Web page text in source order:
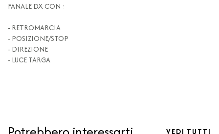
FANALE DX CON :
- RETROMARCIA
- POSIZIONE/STOP
- DIREZIONE
- LUCE TARGA
VEDI TUTTI